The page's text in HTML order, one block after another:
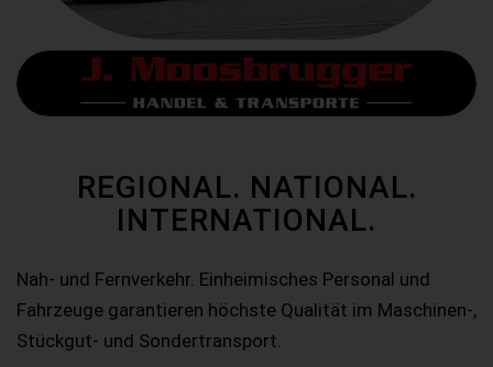
REGIONAL. NATIONAL.
INTERNATIONAL.
Nah- und Fernverkehr. Einheimisches Personal und
Fahrzeuge garantieren höchste Qualität im Maschinen-,
Stückgut- und Sondertransport.